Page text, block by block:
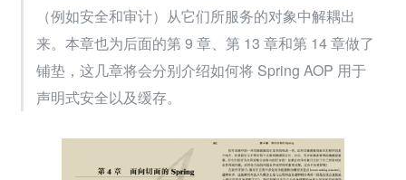
（例如安全和审计）从它们所服务的对象中解耦出
来。本章也为后面的第 9 章、第 13 章和第 14 章做了
铺垫，这几章将会分别介绍如何将 Spring AOP 用于
声明式安全以及缓存。